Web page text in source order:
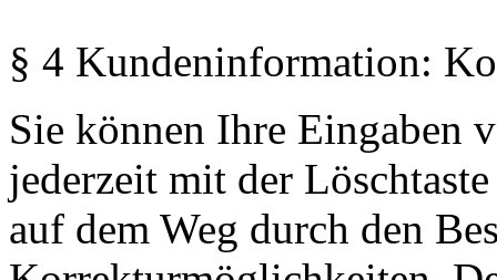
§ 4 Kundeninformation:
Sie können Ihre Eingaben
jederzeit mit der
auf dem Weg durch den